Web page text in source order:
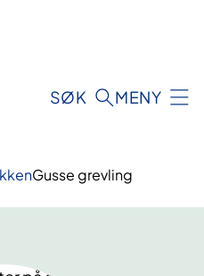
SØK MENY
Gusse grevling